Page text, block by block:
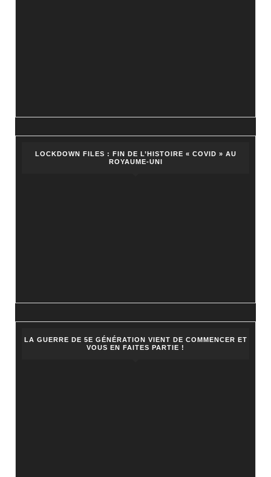
LOCKDOWN FILES : FIN DE L’HISTOIRE « COVID » AU
ROYAUME-UNI
LA GUERRE DE 5E GÉNÉRATION VIENT DE COMMENCER ET
VOUS EN FAITES PARTIE !